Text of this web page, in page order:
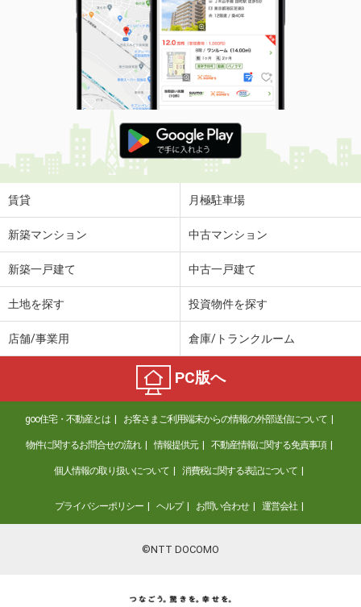
賃貸 月極駐車場
新築マンション 中古マンション
新築一戸建て 中古一戸建て
土地を探す 投資物件を探す
店舗/事業用 倉庫/トランクルーム
PC版へ
goo住宅・不動産とは お客さまご利用端末からの情報の外部送信について
物件に関するお問合せの流れ 情報提供元 不動産情報に関する免責事項
個人情報の取り扱いについて 消費税に関する表記について
プライバシーポリシー ヘルプ お問い合わせ 運営会社
©NTT DOCOMO